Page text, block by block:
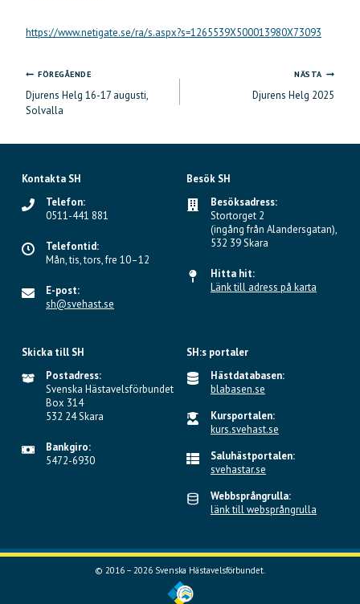
https://www.netigate.se/ra/s.aspx?s=1265539X500013980X73093
Inläggsnavigering
FÖREGÅENDE
Djurens Helg 16-17 augusti,
Solvalla
NÄSTA
Djurens Helg 2025
Kontakta SH
Telefon:
0511-441 881
Telefontid:
Mån, tis, tors, fre 10–12
E-post:
sh@svehast.se
Besök SH
Besöksadress:
Stortorget 2
(ingång från Alandersgatan),
532 39 Skara
Hitta hit:
Länk till adress på karta
Skicka till SH
Postadress:
Svenska Hästavelsförbundet
Box 314
532 24 Skara
Bankgiro:
5472-6930
SH:s portaler
Hästdatabasen:
blabasen.se
Kursportalen:
kurs.svehast.se
Saluhästportalen:
svehastar.se
Webbsprångrulla:
länk till websprångrulla
© 2016 – 2026 Svenska Hästavelsförbundet.